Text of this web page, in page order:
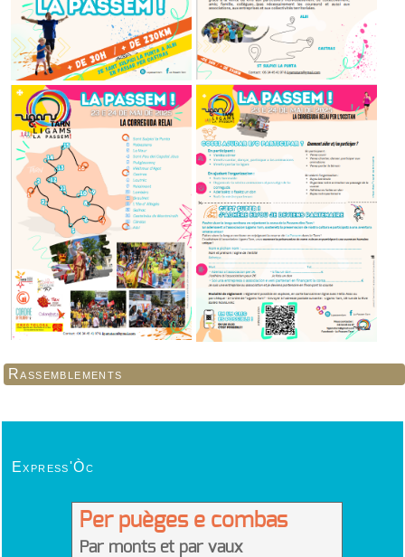
Rassemblements
Express'Òc